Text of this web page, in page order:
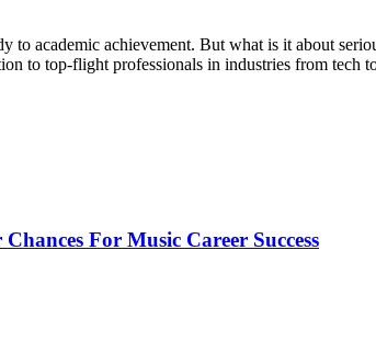
to academic achievement. But what is it about
to top-flight professionals in industries from
For Music Career Success